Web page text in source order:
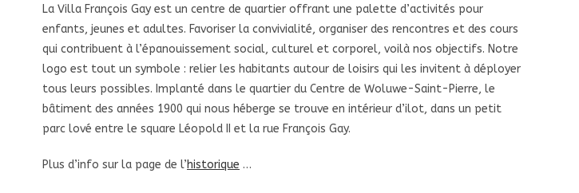
La Villa François Gay est un centre de quartier offrant une palette d’activités pour
enfants, jeunes et adultes. Favoriser la convivialité, organiser des rencontres et des cours
qui contribuent à l’épanouissement social, culturel et corporel, voilà nos objectifs. Notre
logo est tout un symbole : relier les habitants autour de loisirs qui les invitent à déployer
tous leurs possibles. Implanté dans le quartier du Centre de Woluwe-Saint-Pierre, le
bâtiment des années 1900 qui nous héberge se trouve en intérieur d’ilot, dans un petit
parc lové entre le square Léopold II et la rue François Gay.
Plus d’info sur la page de l’historique …